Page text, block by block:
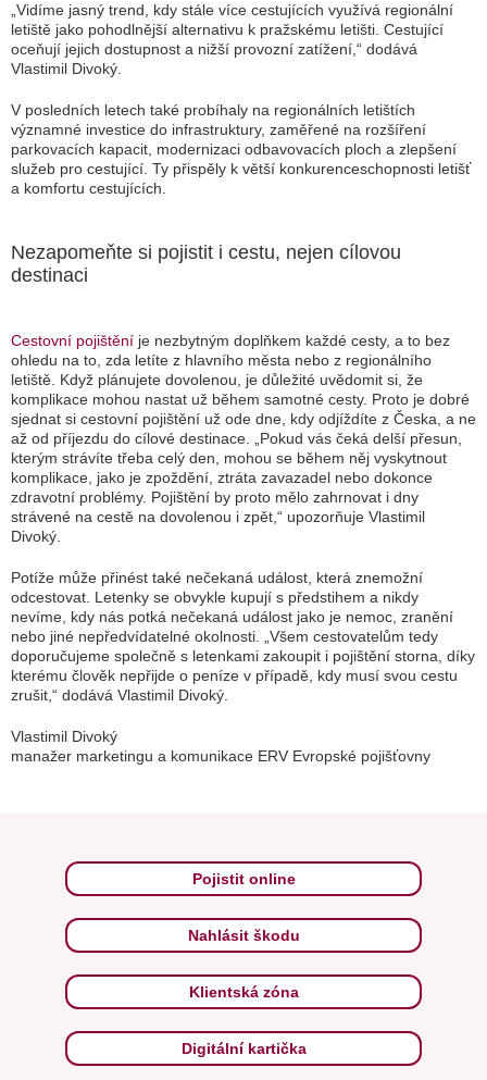
„Vidíme jasný trend, kdy stále více cestujících využívá regionální
letiště jako pohodlnější alternativu k pražskému letišti. Cestující
oceňují jejich dostupnost a nižší provozní zatížení,“ dodává
Vlastimil Divoký.
V posledních letech také probíhaly na regionálních letištích
významné investice do infrastruktury, zaměřené na rozšíření
parkovacích kapacit, modernizaci odbavovacích ploch a zlepšení
služeb pro cestující. Ty přispěly k větší konkurenceschopnosti letišť
a komfortu cestujících.
Nezapomeňte si pojistit i cestu, nejen cílovou
destinaci
Cestovní pojištění je nezbytným doplňkem každé cesty, a to bez
ohledu na to, zda letíte z hlavního města nebo z regionálního
letiště. Když plánujete dovolenou, je důležité uvědomit si, že
komplikace mohou nastat už během samotné cesty. Proto je dobré
sjednat si cestovní pojištění už ode dne, kdy odjíždíte z Česka, a ne
až od příjezdu do cílové destinace. „Pokud vás čeká delší přesun,
kterým strávíte třeba celý den, mohou se během něj vyskytnout
komplikace, jako je zpoždění, ztráta zavazadel nebo dokonce
zdravotní problémy. Pojištění by proto mělo zahrnovat i dny
strávené na cestě na dovolenou i zpět,“ upozorňuje Vlastimil
Divoký.
Potíže může přinést také nečekaná událost, která znemožní
odcestovat. Letenky se obvykle kupují s předstihem a nikdy
nevíme, kdy nás potká nečekaná událost jako je nemoc, zranění
nebo jiné nepředvídatelné okolnosti. „Všem cestovatelům tedy
doporučujeme společně s letenkami zakoupit i pojištění storna, díky
kterému člověk nepřijde o peníze v případě, kdy musí svou cestu
zrušit,“ dodává Vlastimil Divoký.
Vlastimil Divoký
manažer marketingu a komunikace ERV Evropské pojišťovny
Pojistit online
Nahlásit škodu
Klientská zóna
Digitální kartička